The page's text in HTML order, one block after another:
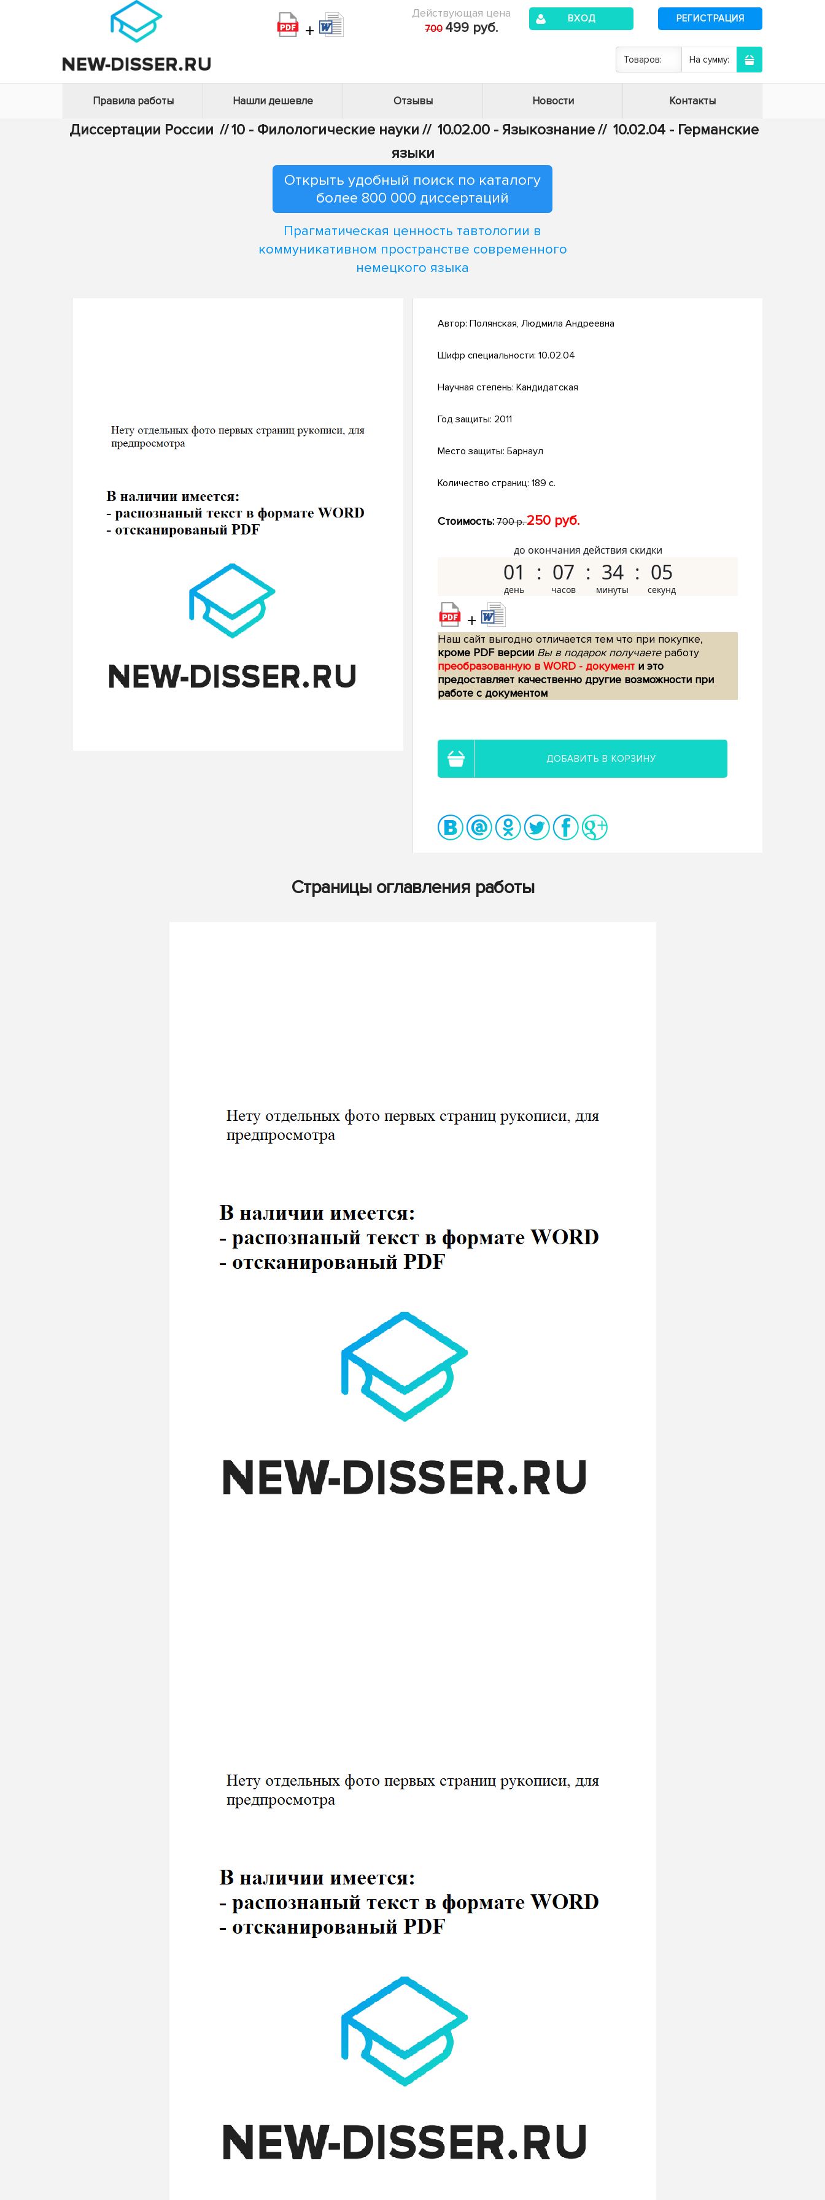
+
Действующая цена
700 499 руб.
ВХОД РЕГИСТРАЦИЯ
Товаров: На сумму:
Правила работы Нашли дешевле Отзывы Новости Контакты
Диссертации России //10 - Филологические науки // 10.02.00 - Языкознание// 10.02.04 - Германские
языки
Открыть удобный поиск по каталогу
более 800 000 диссертаций
Прагматическая ценность тавтологии в
коммуникативном пространстве современного
немецкого языка
Автор: Полянская, Людмила Андреевна
Шифр специальности: 10.02.04
Научная степень: Кандидатская
Год защиты: 2011
Место защиты: Барнаул
Количество страниц: 189 с.
Стоимость: 700 р.250 руб.
до окончания действия скидки
01 07 34 04
+
Наш сайт выгодно отличается тем что при покупке,
кроме PDF версии Вы в подарок получаетеработу
преобразованную в WORD - документ и это
предоставляет качественно другие возможности при
работе с документом
ДОБАВИТЬ В КОРЗИНУ
Страницы оглавления работы